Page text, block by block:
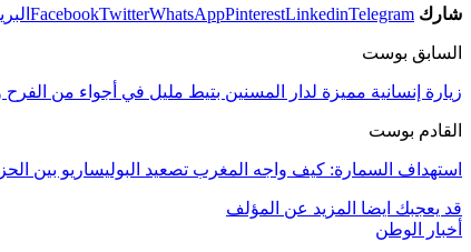
شارك FacebookTwitterWhatsAppPinterestLinkedinTelegram
السابق بوست
زيارة إنسانية مميزة لدار المسنين بتيط مليل في أجواء من الفرح
القادم بوست
استهداف السمارة: كيف واجه المغرب تصعيد البوليساريو بين
قد يعجبك ايضا المزيد عن المؤلف
أخبار الوطن